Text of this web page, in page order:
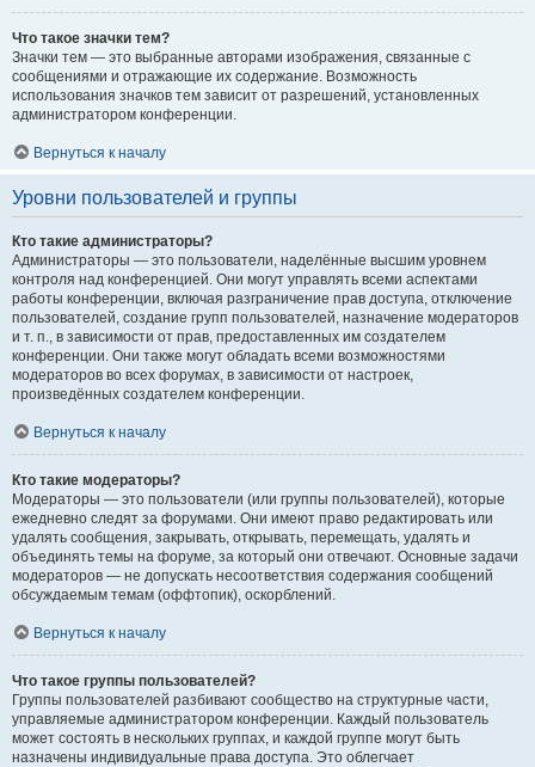
Что такое значки тем?
Значки тем — это выбранные авторами изображения, связанные с
сообщениями и отражающие их содержание. Возможность
использования значков тем зависит от разрешений, установленных
администратором конференции.
Вернуться к началу
Уровни пользователей и группы
Кто такие администраторы?
Администраторы — это пользователи, наделённые высшим уровнем
контроля над конференцией. Они могут управлять всеми аспектами
работы конференции, включая разграничение прав доступа, отключение
пользователей, создание групп пользователей, назначение модераторов
и т. п., в зависимости от прав, предоставленных им создателем
конференции. Они также могут обладать всеми возможностями
модераторов во всех форумах, в зависимости от настроек,
произведённых создателем конференции.
Вернуться к началу
Кто такие модераторы?
Модераторы — это пользователи (или группы пользователей), которые
ежедневно следят за форумами. Они имеют право редактировать или
удалять сообщения, закрывать, открывать, перемещать, удалять и
объединять темы на форуме, за который они отвечают. Основные задачи
модераторов — не допускать несоответствия содержания сообщений
обсуждаемым темам (оффтопик), оскорблений.
Вернуться к началу
Что такое группы пользователей?
Группы пользователей разбивают сообщество на структурные части,
управляемые администратором конференции. Каждый пользователь
может состоять в нескольких группах, и каждой группе могут быть
назначены индивидуальные права доступа. Это облегчает